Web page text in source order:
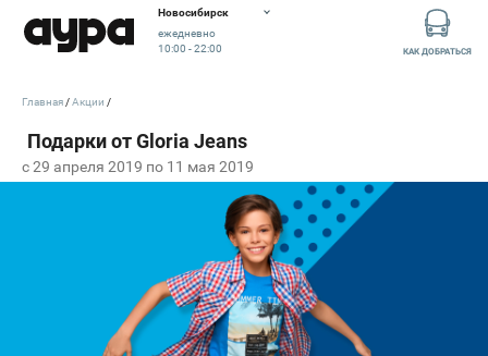
Новосибирск
ежедневно
10:00 - 22:00
КАК ДОБРАТЬСЯ
c 29 апреля 2019 по 11 мая 2019
Главная Акции